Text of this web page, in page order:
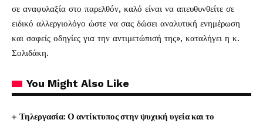
σε αναφυλαξία στο παρελθόν, καλό είναι να απευθυνθείτε σε
ειδικό αλλεργιολόγο ώστε να σας δώσει αναλυτική ενημέρωση
και σαφείς οδηγίες για την αντιμετώπισή της», καταλήγει η κ.
Σολιδάκη.
You Might Also Like
Τηλεργασία: Ο αντίκτυπος στην ψυχική υγεία και το